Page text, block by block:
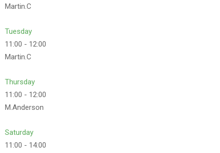
Martin.C
Tuesday
11:00 - 12:00
Martin.C
Thursday
11:00 - 12:00
M.Anderson
Saturday
11:00 - 14:00